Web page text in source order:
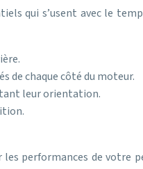
qui s’usent avec le
de chaque côté du moteur.
leur orientation.
performances de votre